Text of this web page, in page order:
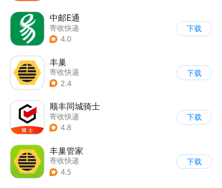
中邮E通
寄收快递
4.0
下载
丰巢
寄收快递
2.4
下载
顺丰同城骑士
寄收快递
4.8
下载
丰巢管家
寄收快递
4.5
下载